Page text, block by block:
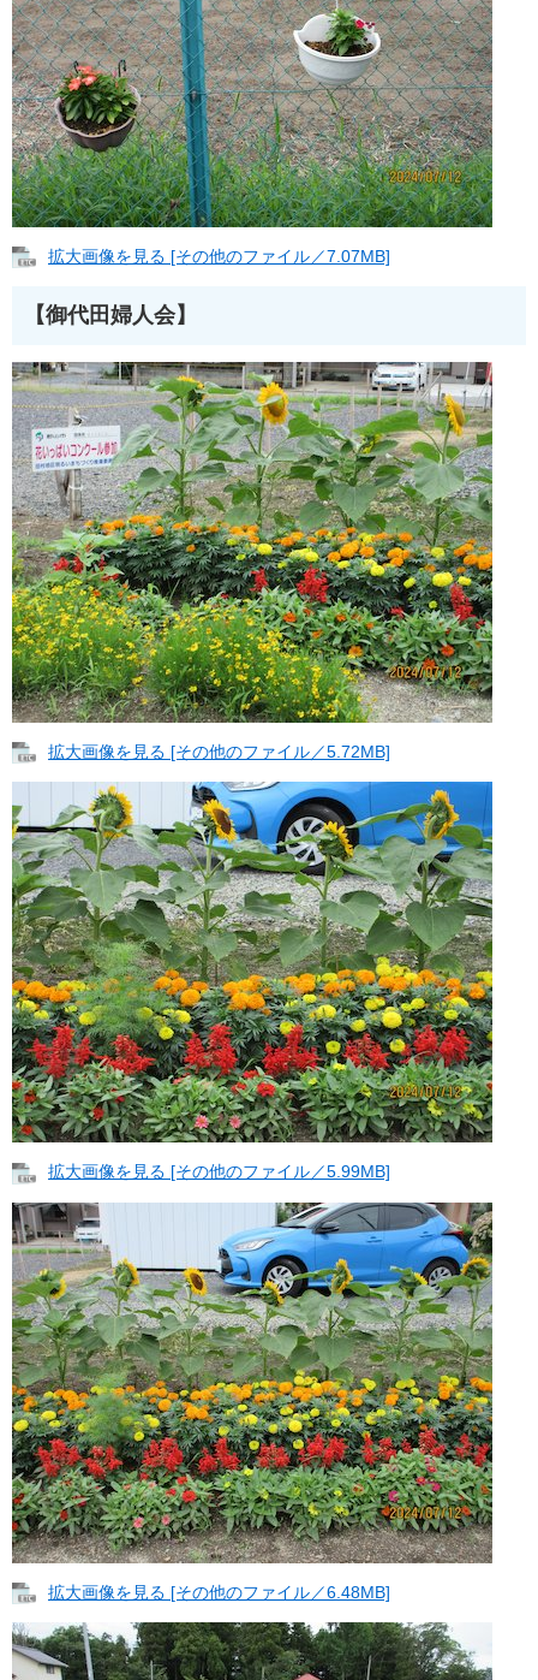
拡大画像を見る [その他のファイル／7.07MB]
【御代田婦人会】
拡大画像を見る [その他のファイル／5.72MB]
拡大画像を見る [その他のファイル／5.99MB]
拡大画像を見る [その他のファイル／6.48MB]